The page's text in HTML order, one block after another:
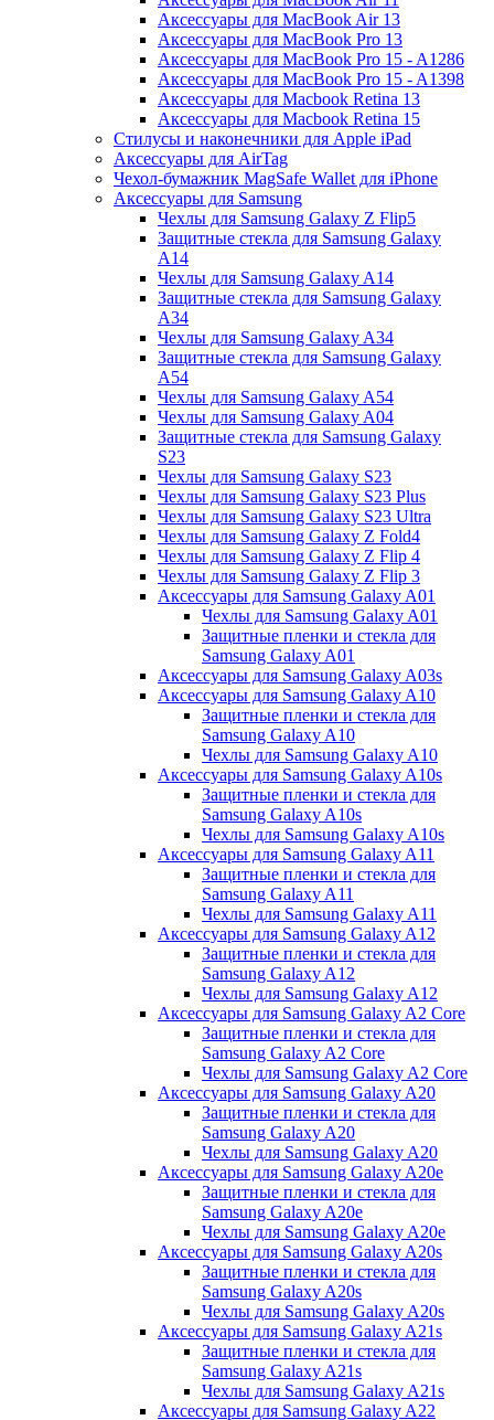
Аксессуары для MacBook Air 13
Аксессуары для MacBook Pro 13
Аксессуары для MacBook Pro 15 - A1286
Аксессуары для MacBook Pro 15 - A1398
Аксессуары для Macbook Retina 13
Аксессуары для Macbook Retina 15
Стилусы и наконечники для Apple iPad
Аксессуары для AirTag
Чехол-бумажник MagSafe Wallet для iPhone
Аксессуары для Samsung
Чехлы для Samsung Galaxy Z Flip5
Защитные стекла для Samsung Galaxy
A14
Чехлы для Samsung Galaxy A14
Защитные стекла для Samsung Galaxy
A34
Чехлы для Samsung Galaxy A34
Защитные стекла для Samsung Galaxy
A54
Чехлы для Samsung Galaxy A54
Чехлы для Samsung Galaxy A04
Защитные стекла для Samsung Galaxy
S23
Чехлы для Samsung Galaxy S23
Чехлы для Samsung Galaxy S23 Plus
Чехлы для Samsung Galaxy S23 Ultra
Чехлы для Samsung Galaxy Z Fold4
Чехлы для Samsung Galaxy Z Flip 4
Чехлы для Samsung Galaxy Z Flip 3
Аксессуары для Samsung Galaxy A01
Чехлы для Samsung Galaxy A01
Защитные пленки и стекла для
Samsung Galaxy A01
Аксессуары для Samsung Galaxy A03s
Аксессуары для Samsung Galaxy A10
Защитные пленки и стекла для
Samsung Galaxy A10
Чехлы для Samsung Galaxy A10
Аксессуары для Samsung Galaxy A10s
Защитные пленки и стекла для
Samsung Galaxy A10s
Чехлы для Samsung Galaxy A10s
Аксессуары для Samsung Galaxy A11
Защитные пленки и стекла для
Samsung Galaxy A11
Чехлы для Samsung Galaxy A11
Аксессуары для Samsung Galaxy A12
Защитные пленки и стекла для
Samsung Galaxy A12
Чехлы для Samsung Galaxy A12
Аксессуары для Samsung Galaxy A2 Core
Защитные пленки и стекла для
Samsung Galaxy A2 Core
Чехлы для Samsung Galaxy A2 Core
Аксессуары для Samsung Galaxy A20
Защитные пленки и стекла для
Samsung Galaxy A20
Чехлы для Samsung Galaxy A20
Аксессуары для Samsung Galaxy A20e
Защитные пленки и стекла для
Samsung Galaxy A20e
Чехлы для Samsung Galaxy A20e
Аксессуары для Samsung Galaxy A20s
Защитные пленки и стекла для
Samsung Galaxy A20s
Чехлы для Samsung Galaxy A20s
Аксессуары для Samsung Galaxy A21s
Защитные пленки и стекла для
Samsung Galaxy A21s
Чехлы для Samsung Galaxy A21s
Аксессуары для Samsung Galaxy A22